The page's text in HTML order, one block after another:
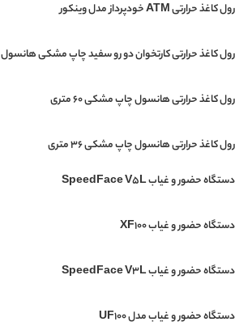
رول کاغذ حرارتی ATM خودپرداز مدل وینکور
رول کاغذ حرارتی کارتخوان دو رو سفید چاپ مشکی هانسول
رول کاغذ حرارتی هانسول چاپ مشکی 60 متری
رول کاغذ حرارتی هانسول چاپ مشکی 36 متری
دستگاه حضور و غیاب SpeedFace V5L
دستگاه حضور و غیاب XF100
دستگاه حضور و غیاب SpeedFace V3L
دستگاه حضور و غیاب مدل UF100